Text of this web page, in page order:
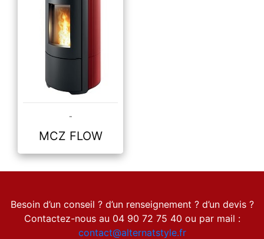
-
MCZ FLOW
Besoin d’un conseil ? d’un renseignement ? d’un devis ?
Contactez-nous au 04 90 72 75 40 ou par mail :
contact@alternatstyle.fr